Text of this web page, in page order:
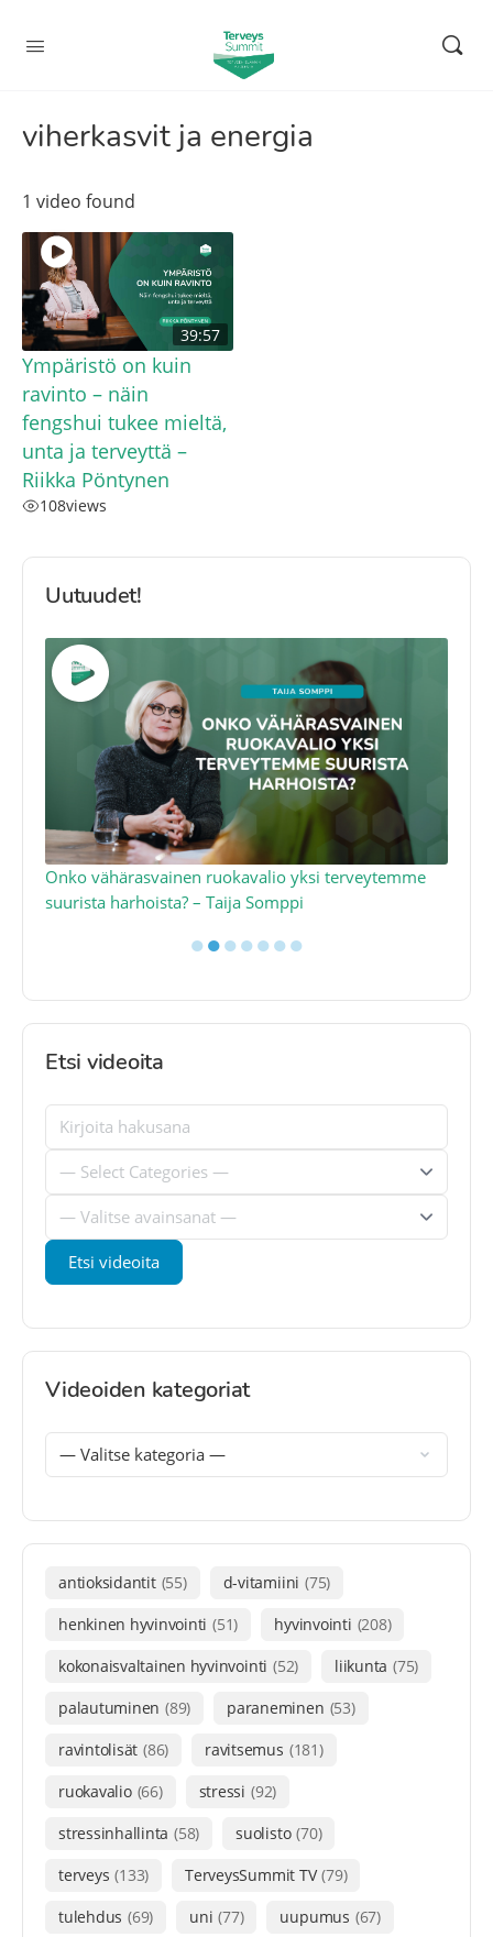
viherkasvit ja energia
1 video found
39:57
Ympäristö on kuin
ravinto – näin
fengshui tukee mieltä,
unta ja terveyttä –
Riikka Pöntynen
108views
Uutuudet!
Onko vähärasvainen ruokavalio yksi terveytemme
suurista harhoista? – Taija Somppi
●●●●●●●
Etsi videoita
Videoiden kategoriat
antioksidantit (55) d-vitamiini (75)
henkinen hyvinvointi (51) hyvinvointi (208)
kokonaisvaltainen hyvinvointi (52) liikunta (75)
palautuminen (89) paraneminen (53)
ravintolisät (86) ravitsemus (181)
ruokavalio (66) stressi (92)
stressinhallinta (58) suolisto (70)
terveys (133) TerveysSummit TV (79)
tulehdus (69) uni (77) uupumus (67)